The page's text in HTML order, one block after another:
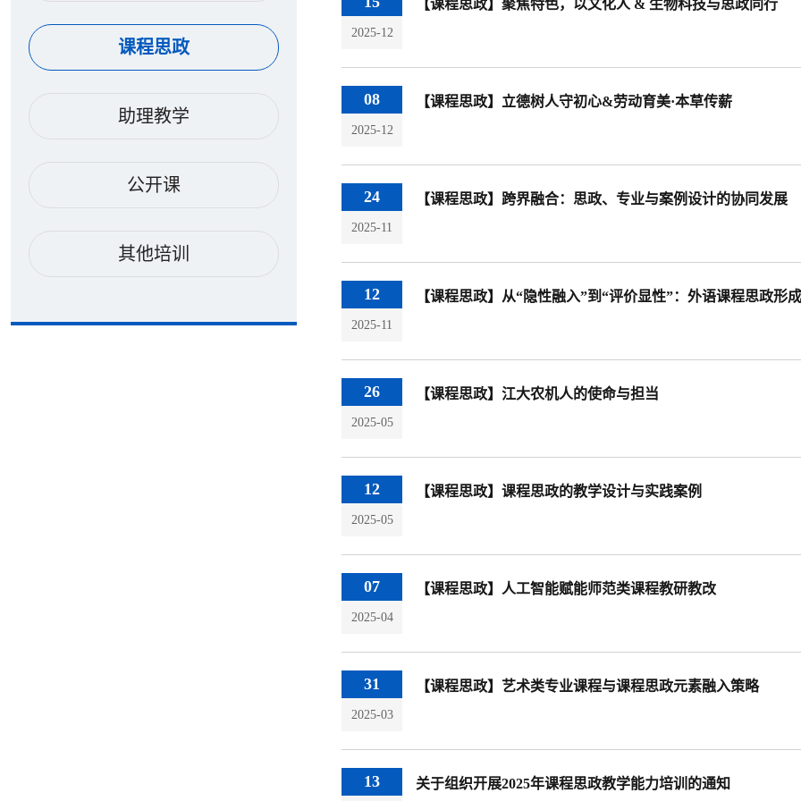
课程思政
助理教学
公开课
其他培训
2025-12
【课程思政】聚焦特色，以文化人 & 生物科技与思政同行
08
2025-12
【课程思政】立德树人守初心&劳动育美·本草传薪
24
2025-11
【课程思政】跨界融合：思政、专业与案例设计的协同发展
12
2025-11
【课程思政】从“隐性融入”到“评价显性”：外语课程思政形
26
2025-05
【课程思政】江大农机人的使命与担当
12
2025-05
【课程思政】课程思政的教学设计与实践案例
07
2025-04
【课程思政】人工智能赋能师范类课程教研教改
31
2025-03
【课程思政】艺术类专业课程与课程思政元素融入策略
13 关于组织开展2025年课程思政教学能力培训的通知